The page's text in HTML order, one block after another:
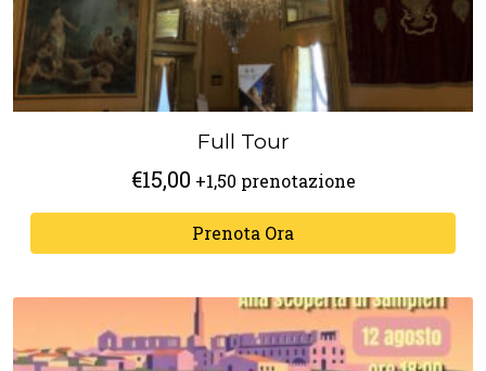
Full Tour
€15,00 +1,50 prenotazione
Prenota Ora